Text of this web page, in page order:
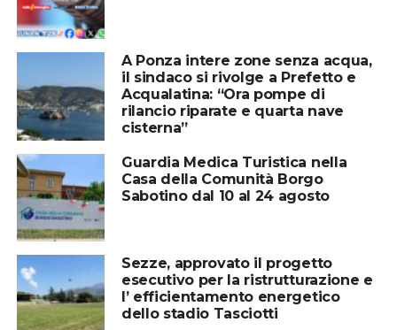
A Ponza intere zone senza acqua,
il sindaco si rivolge a Prefetto e
Acqualatina: “Ora pompe di
rilancio riparate e quarta nave
cisterna”
Guardia Medica Turistica nella
Casa della Comunità Borgo
Sabotino dal 10 al 24 agosto
Sezze, approvato il progetto
esecutivo per la ristrutturazione e
l’ efficientamento energetico
dello stadio Tasciotti